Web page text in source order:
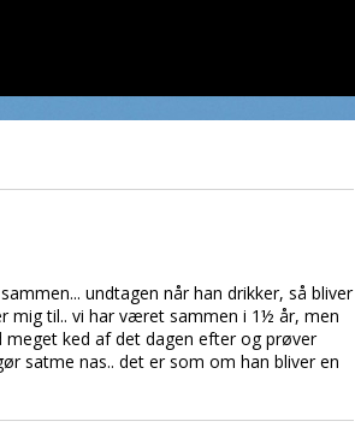
undtagen når han drikker, så bliver
mig til.. vi har været sammen i 1½ år, men
meget ked af det dagen efter og prøver
satme nas.. det er som om han bliver en